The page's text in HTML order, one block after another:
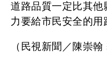
道路品質一定比其他
力要給市民安全的用
（民視新聞／陳崇翰